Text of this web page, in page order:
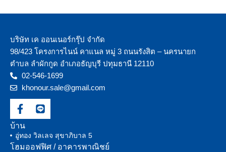
บริษัท เค ออนเนอร์กรุ๊ป จำกัด
98/423 โครงการไนน์ คาแนล หมู่ 3 ถนนรังสิต – นครนายก
ตำบล ลำผักกูด อำเภอธัญบุรี ปทุมธานี 12110
02-546-1699
khonour.sale@gmail.com
บ้าน
อู่ทอง วิลเลจ สุขาภิบาล 5
โฮมออฟฟิศ / อาคารพาณิชย์​